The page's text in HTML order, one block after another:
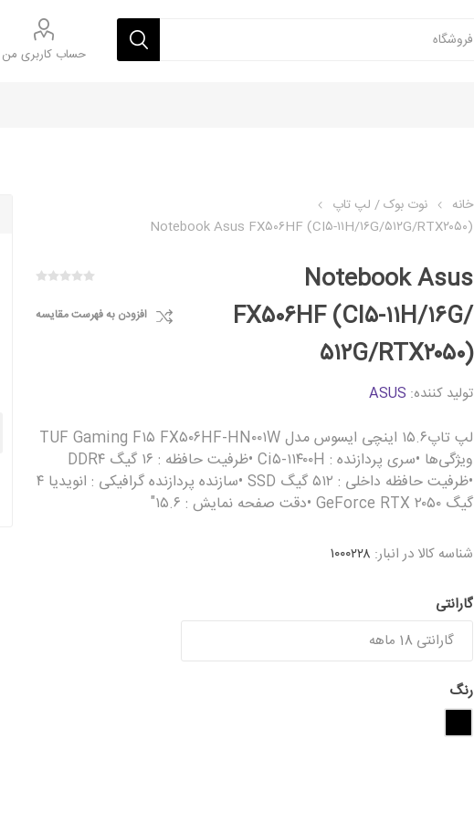
حساب کاربری من
خانه
نوت بوک / لپ تاپ
Notebook Asus FX۵۰۶HF (CI۵-۱۱H/۱۶G/۵۱۲G/RTX۲۰۵۰)
Notebook Asus
FX۵۰۶HF (CI۵-۱۱H/۱۶G/
۵۱۲G/RTX۲۰۵۰)
تولید کننده: ASUS
افزودن به فهرست مقایسه
لپ تاپ۱۵.۶ اینچی ایسوس مدل TUF Gaming F۱۵ FX۵۰۶HF-HN۰۰۱W
ویژگی‌ها •سری پردازنده : Ci۵-۱۱۴۰۰H •ظرفیت حافظه : ۱۶ گیگ DDR۴
•ظرفیت حافظه داخلی : ۵۱۲ گیگ SSD •سازنده پردازنده گرافیکی : انویدیا ۴
گیگ GeForce RTX ۲۰۵۰ •دقت صفحه نمایش : ۱۵.۶"
شناسه کالا در انبار: ۱۰۰۰۲۲۸
گارانتی
رنگ